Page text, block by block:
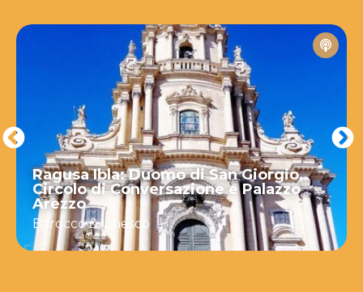
Ragusa Ibla: Duomo di San Giorgio,
Circolo di Conversazione e Palazzo
Arezzo
Barocco & Unesco